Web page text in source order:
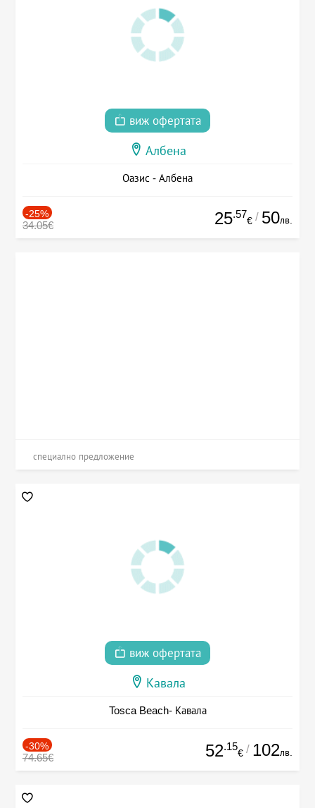
виж офертата
Албена
Оазис - Албена
-25%
34.05€ 25.57
€ / 50лв.
специално предложение
виж офертата
Кавала
Tosca Beach- Кавала
-30%
74.65€ 52.15
€ / 102лв.